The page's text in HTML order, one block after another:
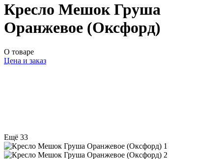
Кресло Мешок Груша
Оранжевое (Оксфорд)
О товаре
Цена и заказ
Ещё 33